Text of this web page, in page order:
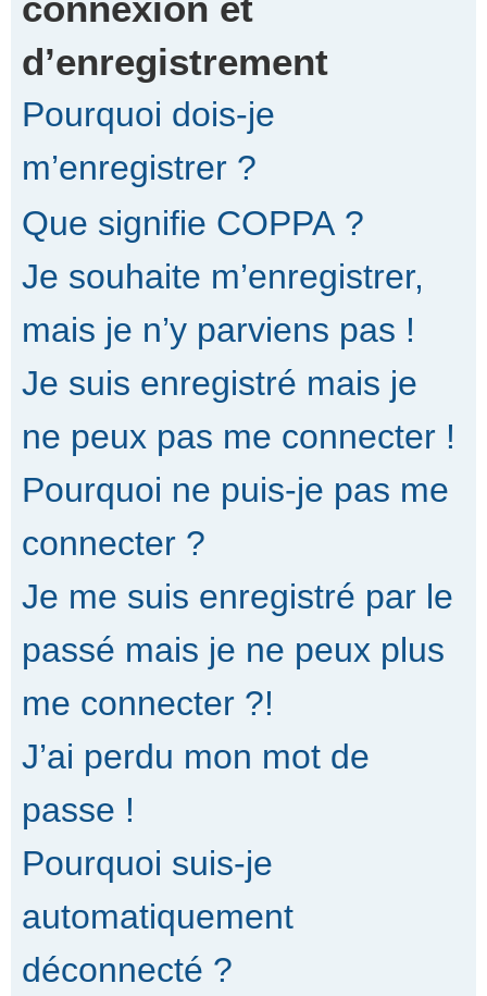
d’enregistrement
Pourquoi dois-je
m’enregistrer ?
Que signifie COPPA ?
Je souhaite m’enregistrer,
mais je n’y parviens pas !
Je suis enregistré mais je
ne peux pas me connecter !
Pourquoi ne puis-je pas me
connecter ?
Je me suis enregistré par le
passé mais je ne peux plus
me connecter ?!
J’ai perdu mon mot de
passe !
Pourquoi suis-je
automatiquement
déconnecté ?